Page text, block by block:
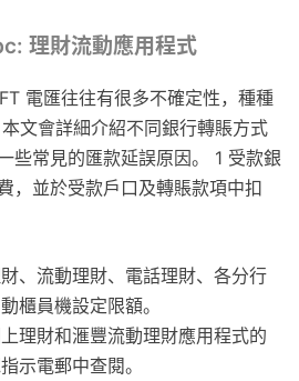
理財流動應用程式
電匯往往有很多不確定性，種種
文會詳細介紹不同銀行轉賬方式
些常見的匯款延誤原因。 1 受款銀
，並於受款戶口及轉賬款項中扣
、流動理財、電話理財、各分行
櫃員機設定限額。
理財和滙豐流動理財應用程式的
示電郵中查閱。